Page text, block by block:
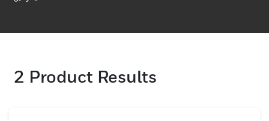
2 Product Results